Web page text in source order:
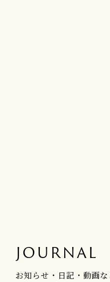
JOURNAL
お知らせ・日記・動画な